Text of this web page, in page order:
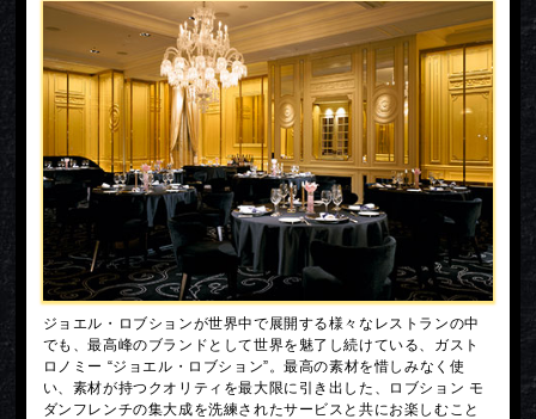
ジョエル・ロブションが世界中で展開する様々なレストランの中
でも、最高峰のブランドとして世界を魅了し続けている、ガスト
ロノミー “ジョエル・ロブション”。最高の素材を惜しみなく使
い、素材が持つクオリティを最大限に引き出した、ロブション モ
ダンフレンチの集大成を洗練されたサービスと共にお楽しむこと